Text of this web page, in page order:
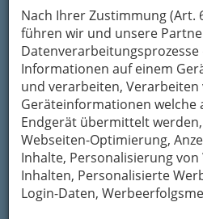
Nach Ihrer Zustimmung (Art.
führen wir und unsere
Datenverarbeitungsprozesse
Informationen auf einem
und verarbeiten, Verarbeiten
Geräteinformationen welche
Endgerät übermittelt
Webseiten-Optimierung,
Inhalte, Personalisierung
Inhalten, Personalisierte
Login-Daten,
Mein Name
Meine Email Adresse
Mein Betreff
Meine Nachricht